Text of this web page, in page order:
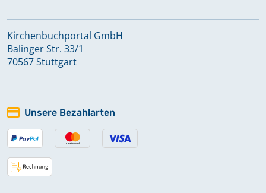
Kirchenbuchportal GmbH
Balinger Str. 33/1
70567 Stuttgart
Unsere Bezahlarten